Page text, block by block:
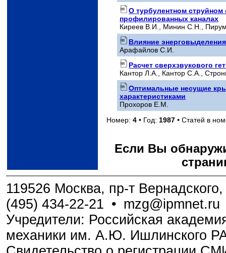
О турбулентном
профилированных каналах
Киреев В.И., Минин С.Н.,
Влияние
Арафайлов С.И.
Расчет сверхзвукового
Кантор Л.А., Кантор С.А.,
Оптимальные несущие
характеристиками
Прохоров Е.М.
Номер:4 • Год: 1987 • Статей в
Если Вы
119526 Москва, пр-т
(495) 434-22-21 • mzg@ipmnet.ru
Учредители: Российская
механики им. А.Ю. Ишлинского